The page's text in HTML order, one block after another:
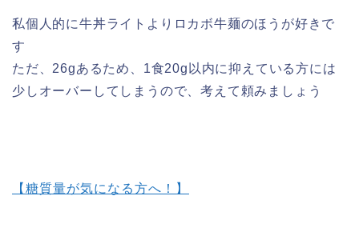
私個人的に牛丼ライトよりロカボ牛麺のほうが好きで
す
ただ、26gあるため、1食20g以内に抑えている方には
少しオーバーしてしまうので、考えて頼みましょう
【糖質量が気になる方へ！】